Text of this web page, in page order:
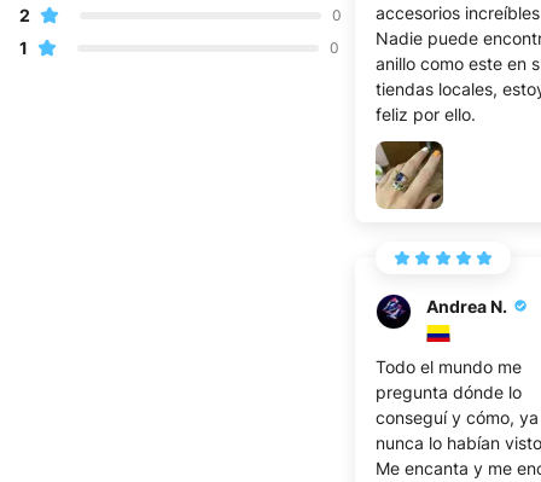
2 0
1 0
accesorios
Nadie puede
anillo como este en
tiendas locales,
feliz por ello.
Andrea N.
Todo el mundo me
pregunta dónde lo
conseguí y cómo,
nunca lo habían
Me encanta y me